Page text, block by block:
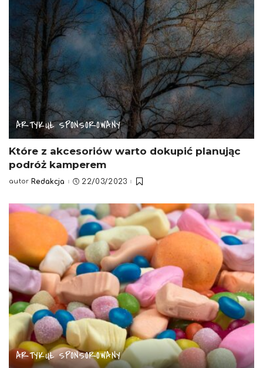
ARTYKUŁ SPONSOROWANY
Które z akcesoriów warto dokupić planując
podróż kamperem
Posted
autor Redakcja 22/03/2023
ARTYKUŁ SPONSOROWANY